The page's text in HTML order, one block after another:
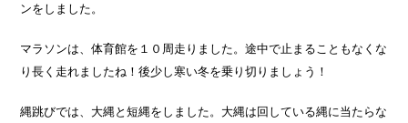
ンをしました。
マラソンは、体育館を１０周走りました。途中で止まることもなくな
り長く走れましたね！後少し寒い冬を乗り切りましょう！
縄跳びでは、大縄と短縄をしました。大縄は回している縄に当たらな